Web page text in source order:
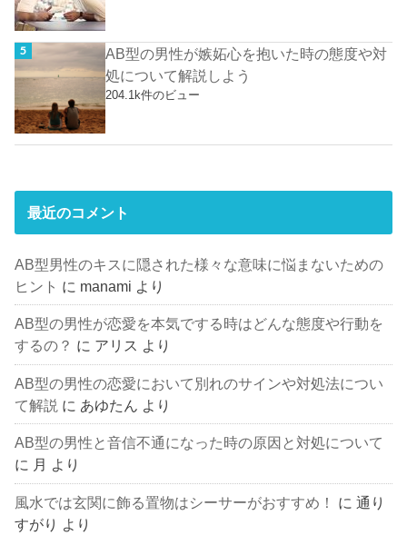
AB型の男性が嫉妬心を抱いた時の態度や対
処について解説しよう
204.1k件のビュー
最近のコメント
AB型男性のキスに隠された様々な意味に悩まないための
ヒント に manami より
AB型の男性が恋愛を本気でする時はどんな態度や行動を
するの？ に アリス より
AB型の男性の恋愛において別れのサインや対処法につい
て解説 に あゆたん より
AB型の男性と音信不通になった時の原因と対処について
に 月 より
風水では玄関に飾る置物はシーサーがおすすめ！ に通り
すがり より